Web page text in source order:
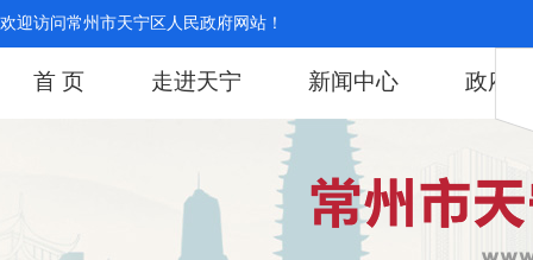
欢迎访问常州市天宁区人民政府网站！
首 页 走进天宁 新闻中心 政府